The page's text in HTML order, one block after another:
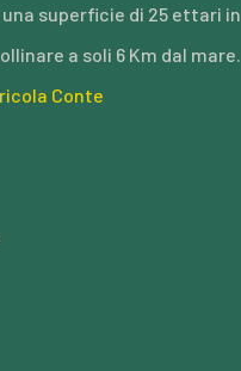
superficie di 25 ettari in
a soli 6 Km dal mare.
Conte